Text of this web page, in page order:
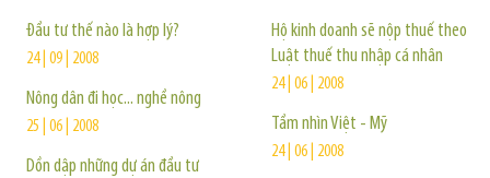
Đầu tư thế nào là hợp lý?
24 | 09 | 2008
Nông dân đi học... nghề nông
25 | 06 | 2008
Dồn dập những dự án đầu tư
Hộ kinh doanh sẽ nộp thuế theo
Luật thuế thu nhập cá nhân
24 | 06 | 2008
Tầm nhìn Việt - Mỹ
24 | 06 | 2008